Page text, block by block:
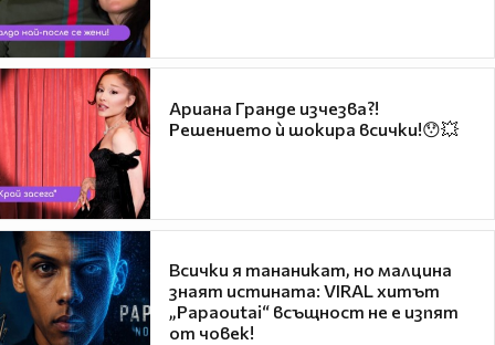
Ариана Гранде изчезва?!
Решението ѝ шокира всички!😯💥
Всички я тананикат, но малцина
знаят истината: VIRAL хитът
„Papaoutai“ всъщност не е изпят
от човек!